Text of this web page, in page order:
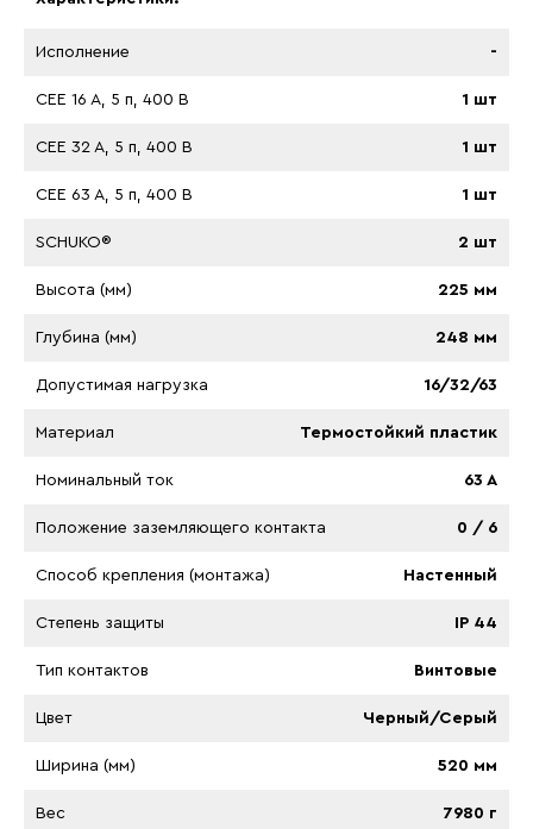
Исполнение -
CEE 16 A, 5 п, 400 В 1 шт
CEE 32 A, 5 п, 400 В 1 шт
CEE 63 A, 5 п, 400 В 1 шт
SCHUKO® 2 шт
Высота (мм) 225 мм
Глубина (мм) 248 мм
Допустимая нагрузка 16/32/63
Материал Термостойкий пластик
Номинальный ток 63 A
Положение заземляющего контакта 0 / 6
Способ крепления (монтажа) Настенный
Степень защиты IP 44
Тип контактов Винтовые
Цвет Черный/Серый
Ширина (мм) 520 мм
Вес 7980 г